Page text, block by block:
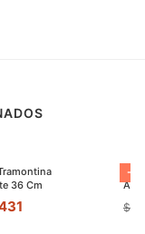
36 Cm
-
$